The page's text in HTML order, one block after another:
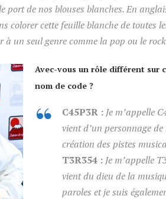
port de nos blouses blanches. En
colorer cette feuille blanche de toutes
à un seul genre comme la pop ou le
Avec-vous un rôle différent sur
nom de code ?
C45P3R : Je m’appelle
vient d’un personnage
création des pistes
T3R354 : Je m’appelle
vient du dieu de la
paroles et je suis